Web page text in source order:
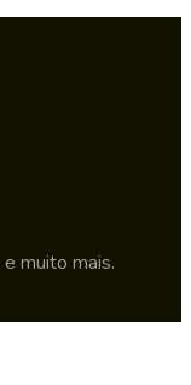
muito mais.